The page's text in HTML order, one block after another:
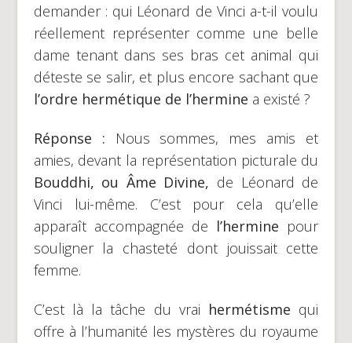
demander : qui Léonard de Vinci a-t-il voulu
réellement représenter comme une belle
dame tenant dans ses bras cet animal qui
déteste se salir, et plus encore sachant que
l’ordre hermétique de l’hermine a existé ?
Réponse :
Nous sommes, mes amis et
amies, devant la représentation picturale du
Bouddhi, ou Âme Divine, de Léonard de
Vinci lui-même. C’est pour cela qu’elle
apparaît accompagnée de l’hermine pour
souligner la chasteté dont jouissait cette
femme.
C’est là la tâche du vrai hermétisme qui
offre à l’humanité les mystères du royaume